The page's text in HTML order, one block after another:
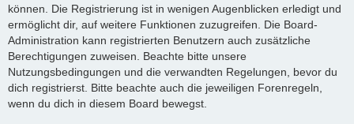
können. Die Registrierung ist in wenigen Augenblicken erledigt und
ermöglicht dir, auf weitere Funktionen zuzugreifen. Die Board-
Administration kann registrierten Benutzern auch zusätzliche
Berechtigungen zuweisen. Beachte bitte unsere
Nutzungsbedingungen und die verwandten Regelungen, bevor du
dich registrierst. Bitte beachte auch die jeweiligen Forenregeln,
wenn du dich in diesem Board bewegst.